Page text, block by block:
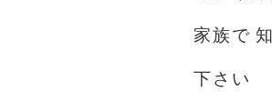
家族で
下さい